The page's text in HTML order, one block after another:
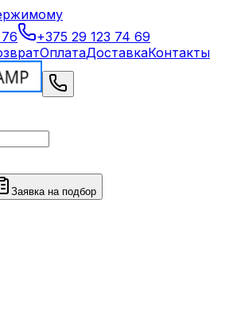
+375 29 123 74 69
ОплатаДоставкаКонтакты
Заявка на подбор